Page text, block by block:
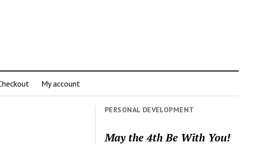
My account
PERSONAL DEVELOPMENT
May the 4th Be With You!